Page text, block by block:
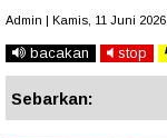
Admin | Kamis, 11 Juni 2026
bacakan stop
Sebarkan: